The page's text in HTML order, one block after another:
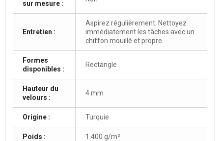
sur mesure :
Entretien :
Aspirez régulièrement. Nettoyez
immédiatement les tâches avec un
chiffon mouillé et propre.
Formes
disponibles :
Rectangle
Hauteur du
velours :
4 mm
Origine : Turquie
Poids : 1.400 g/m²